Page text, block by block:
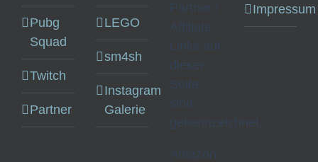
Pubg
Squad
Twitch
Partner
LEGO
sm4sh
Instagram
Galerie
Partner /
Affiliate
Links auf
dieser
Seite
sind
gekennzeichnet.
Amazon
Impressum